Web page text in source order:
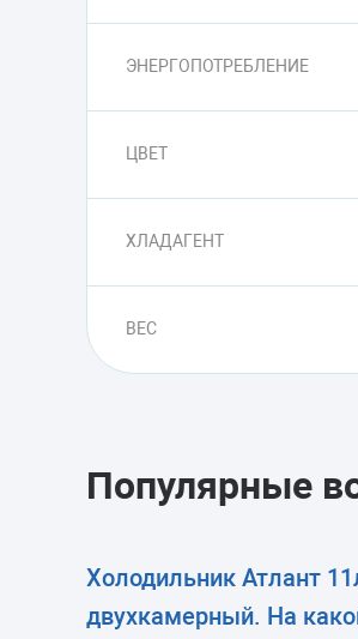
ЭНЕРГОПОТРЕБЛЕНИЕ
ЦВЕТ
ХЛАДАГЕНТ
ВЕС
Популярные
Холодильник Атлант
двухкамерный. На